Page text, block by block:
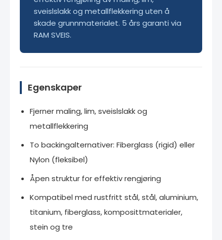
sveislslakk og metallflekkering uten å
skade grunnmaterialet. 5 års garanti via
RAM SVEIS.
Egenskaper
Fjerner maling, lim, sveislslakk og
metallflekkering
To backingalternativer: Fiberglass (rigid) eller
Nylon (fleksibel)
Åpen struktur for effektiv rengjøring
Kompatibel med rustfritt stål, stål, aluminium,
titanium, fiberglass, komposittmaterialer,
stein og tre